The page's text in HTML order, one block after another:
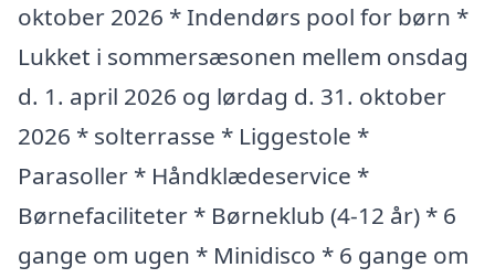
oktober 2026 * Indendørs pool for børn *
Lukket i sommersæsonen mellem onsdag
d. 1. april 2026 og lørdag d. 31. oktober
2026 * solterrasse * Liggestole *
Parasoller * Håndklædeservice *
Børnefaciliteter * Børneklub (4-12 år) * 6
gange om ugen * Minidisco * 6 gange om